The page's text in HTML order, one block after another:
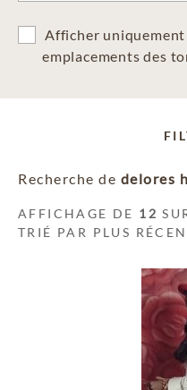
Afficher
emplacements des
Recherche de delores
AFFICHAGE DE 12
TRIÉ PAR PLUS